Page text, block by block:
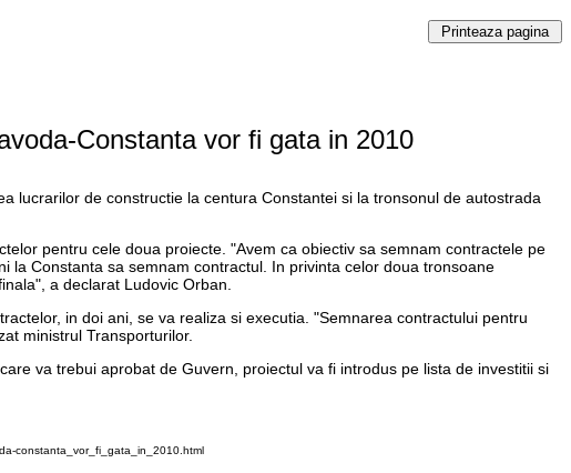
Constanta vor fi gata in 2010
lucrarilor de constructie la centura Constantei si la tronsonul de autostrada
pentru cele doua proiecte. "Avem ca obiectiv sa semnam contractele pe
la Constanta sa semnam contractul. In privinta celor doua tronsoane
a declarat Ludovic Orban.
in doi ani, se va realiza si executia. "Semnarea contractului pentru
ministrul Transporturilor.
va trebui aprobat de Guvern, proiectul va fi introdus pe lista de investitii si
constanta_vor_fi_gata_in_2010.html